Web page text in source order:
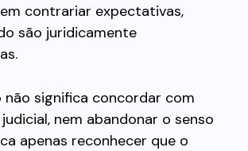
contrariar expectativas,
são juridicamente
não significa concordar com
nem abandonar o senso
apenas reconhecer que o